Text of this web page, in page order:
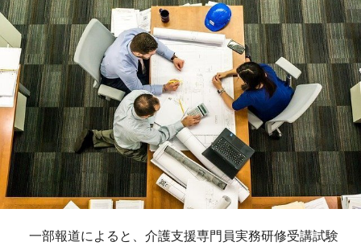
一部報道によると、介護支援専門員実務研修受講試験